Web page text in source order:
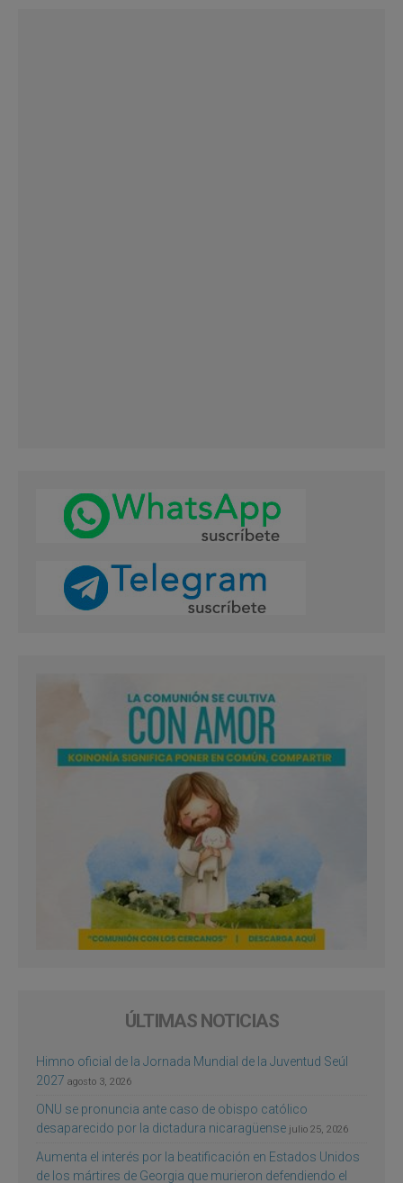
ÚLTIMAS NOTICIAS
Himno oficial de la Jornada Mundial de la Juventud Seúl
2027 agosto 3, 2026
ONU se pronuncia ante caso de obispo católico
desaparecido por la dictadura nicaragüense julio 25, 2026
Aumenta el interés por la beatificación en Estados Unidos
de los mártires de Georgia que murieron defendiendo el